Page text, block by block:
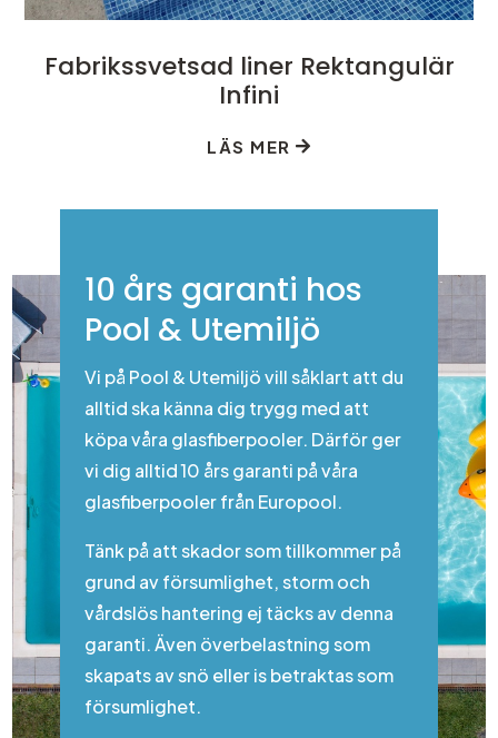
Fabrikssvetsad liner Rektangulär
Infini
LÄS MER
10 års garanti hos
Pool & Utemiljö
Vi på Pool & Utemiljö vill såklart att du
alltid ska känna dig trygg med att
köpa våra glasfiberpooler. Därför ger
vi dig alltid 10 års garanti på våra
glasfiberpooler från Europool.
Tänk på att skador som tillkommer på
grund av försumlighet, storm och
vårdslös hantering ej täcks av denna
garanti. Även överbelastning som
skapats av snö eller is betraktas som
försumlighet.